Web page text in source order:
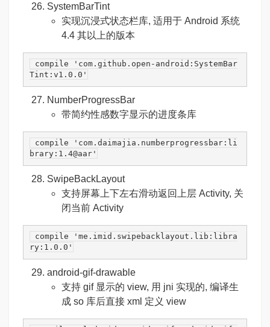
SystemBarTint
实现沉浸式状态栏库, 适用于 Android 系统
4.4 其以上的版本
compile
'com.github.open-android:SystemBar
Tint:v1.0.0'
NumberProgressBar
带简约性感数字显示的进度条库
compile
'com.daimajia.numberprogressbar:li
brary:1.4@aar'
SwipeBackLayout
支持屏幕上下左右滑动返回上层 Activity, 关
闭当前 Activity
compile
'me.imid.swipebacklayout.lib:libra
ry:1.0.0'
android-gif-drawable
支持 gif 显示的 view, 用 jni 实现的, 编译生
成 so 库后直接 xml 定义 view